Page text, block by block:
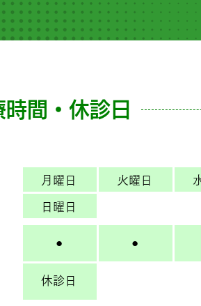
時間・休診日
月曜日 火曜日
日曜日
● ●
休診日